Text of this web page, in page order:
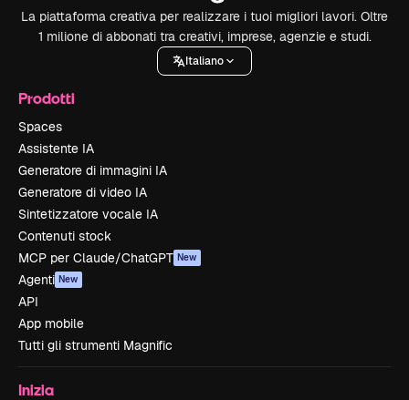
La piattaforma creativa per realizzare i tuoi migliori lavori. Oltre
1 milione di abbonati tra creativi, imprese, agenzie e studi.
Italiano
Prodotti
Spaces
Assistente IA
Generatore di immagini IA
Generatore di video IA
Sintetizzatore vocale IA
Contenuti stock
MCP per Claude/ChatGPT New
Agenti New
API
App mobile
Tutti gli strumenti Magnific
Inizia